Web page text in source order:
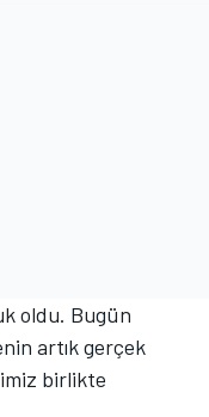
oldu. Bugün
artık gerçek
birlikte